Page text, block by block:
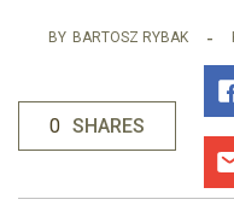
BY BARTOSZ RYBAK
0 SHARES